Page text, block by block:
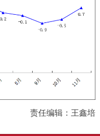
责任编辑：王鑫培